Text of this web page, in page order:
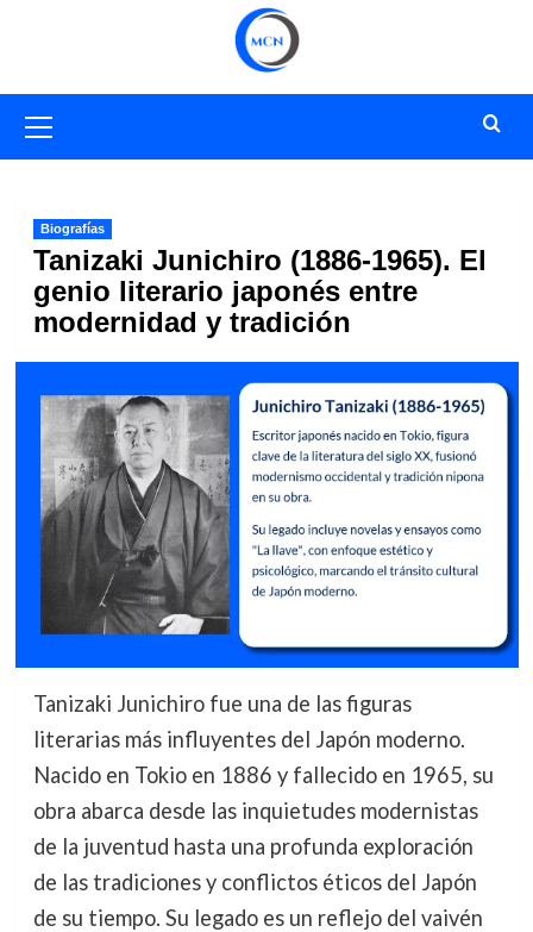
primario
Biografías
Tanizaki Junichiro (1886-1965). El
genio literario japonés entre
modernidad y tradición
Tanizaki Junichiro fue una de las figuras
literarias más influyentes del Japón moderno.
Nacido en Tokio en 1886 y fallecido en 1965, su
obra abarca desde las inquietudes modernistas
de la juventud hasta una profunda exploración
de las tradiciones y conflictos éticos del Japón
de su tiempo. Su legado es un reflejo del vaivén